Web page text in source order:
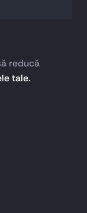
reducă
tale.